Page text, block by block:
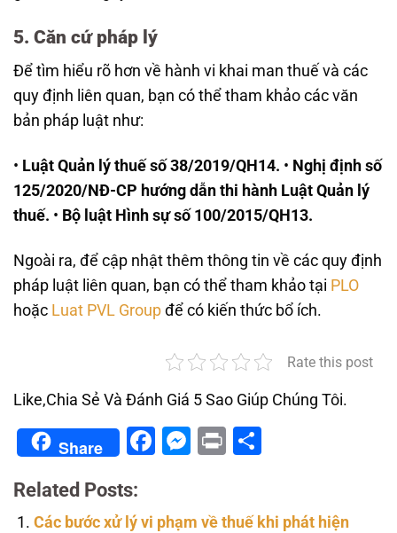
5. Căn cứ pháp lý
Để tìm hiểu rõ hơn về hành vi khai man thuế và các
quy định liên quan, bạn có thể tham khảo các văn
bản pháp luật như:
• Luật Quản lý thuế số 38/2019/QH14. • Nghị định số
125/2020/NĐ-CP hướng dẫn thi hành Luật Quản lý
thuế. • Bộ luật Hình sự số 100/2015/QH13.
Ngoài ra, để cập nhật thêm thông tin về các quy định
pháp luật liên quan, bạn có thể tham khảo tại PLO
hoặc Luat PVL Group để có kiến thức bổ ích.
Rate this post
Like,Chia Sẻ Và Đánh Giá 5 Sao Giúp Chúng Tôi.
Share Facebook
Messenger
Print
Related Posts:
Các bước xử lý vi phạm về thuế khi phát hiện